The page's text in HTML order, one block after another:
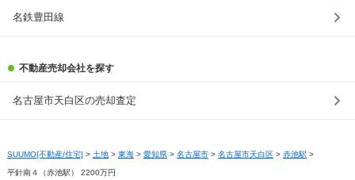
名鉄豊田線
不動産売却会社を探す
名古屋市天白区の売却査定
SUUMO[不動産/住宅] > 土地 > 東海 > 愛知県 > 名古屋市 > 名古屋市天白区 > 赤池駅 >
平針南４（赤池駅） 2200万円